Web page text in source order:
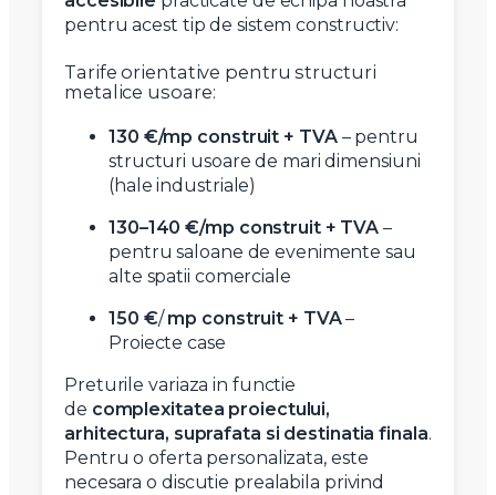
pentru acest tip de sistem constructiv:
Tarife orientative pentru structuri
metalice usoare:
130 €/mp construit + TVA– pentru
structuri usoare de mari dimensiuni
(hale industriale)
130–140 €/mp construit + TVA –
pentru saloane de evenimente sau
alte spatii comerciale
150 €/ mp construit + TVA–
Proiecte case
Preturile variaza in functie
de complexitatea proiectului,
arhitectura, suprafata si destinatia finala.
Pentru o oferta personalizata, este
necesara o discutie prealabila privind